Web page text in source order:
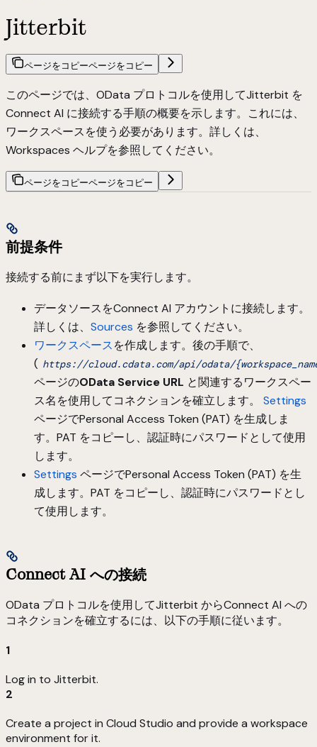
Jitterbit
ページをコピーページをコピー
このページでは、 OData プロトコルを使用してJitterbit を
Connect AI に接続する手順の概要を示します。これには、
ワークスペースを使う必要があります。詳しくは、
Workspaces ヘルプを参照してください。
ページをコピーページをコピー
前提条件
接続する前にまず以下を実行します。
データソースをConnect AI アカウントに接続します。
詳しくは、 Sources を参照してください。
ワークスペースを作成します。後の手順で、
( https://cloud.cdata.com/api/odata/
ページのOData Service URL と関連するワークスペー
ス名を使用してコネクションを確立します。 Settings
ページでPersonal Access Token (PAT) を生成しま
す。PAT をコピーし、認証時にパスワードとして使用
します。
Settings ページでPersonal Access Token (PAT) を生
成します。PAT をコピーし、認証時にパスワードとし
て使用します。
Connect AI への接続
OData プロトコルを使用してJitterbit からConnect AI への
コネクションを確立するには、以下の手順に従います。
1
Log in to Jitterbit.
2
Create a project in Cloud Studio and provide a workspace
environment for it.